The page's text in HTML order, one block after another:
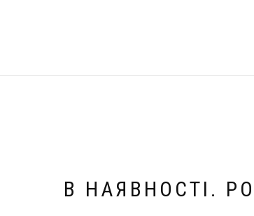
В НАЯВНОСТІ.